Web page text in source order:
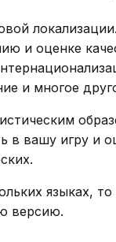
и оценке
и многое
в вашу игру и
языках,
версию.